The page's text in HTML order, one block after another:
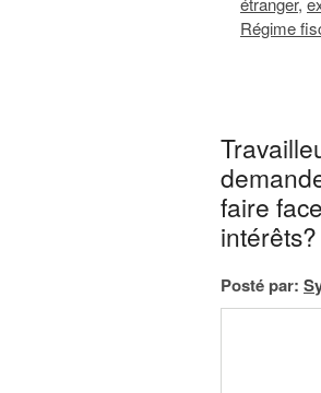
Régime
faire
intérêts?
Posté par: